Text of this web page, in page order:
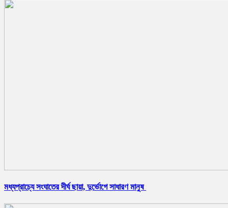
মধ্যপ্রাচ্যে সংঘাতের দীর্ঘ ছায়া, দুর্ভোগে সাধারণ মানুষ